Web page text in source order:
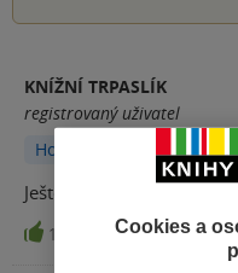
KNÍŽNÍ TRPASLÍK
registrovaný uživatel
Hodnoceno z aplikace
Ještě lepší než první díl
16
Cookies a